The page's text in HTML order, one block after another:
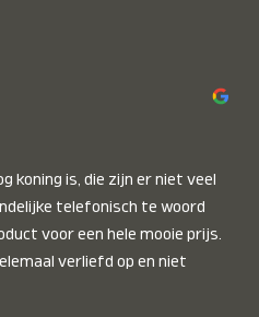
koning is, die zijn er niet veel
telefonisch te woord
voor een hele mooie prijs.
verliefd op en niet